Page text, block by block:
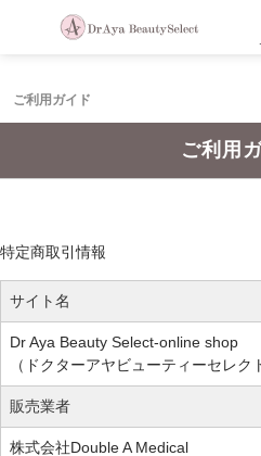
ご利用ガイド
ご利用
特定商取引情報
サイト名
Dr Aya Beauty Select-online shop
（ドクターアヤビューティーセレク
販売業者
株式会社Double A Medical